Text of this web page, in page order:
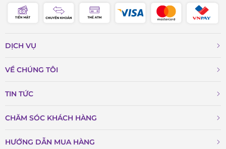
DỊCH VỤ
VỀ CHÚNG TÔI
TIN TỨC
CHĂM SÓC KHÁCH HÀNG
HƯỚNG DẪN MUA HÀNG